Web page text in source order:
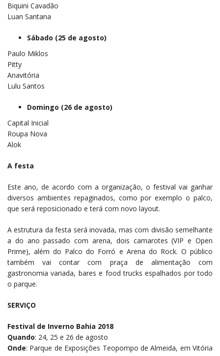
Biquini Cavadão
Luan Santana
Sábado (25 de agosto)
Paulo Miklos
Pitty
Anavitória
Lulu Santos
Domingo (26 de agosto)
Capital Inicial
Roupa Nova
Alok
A festa
Este ano, de acordo com a organização, o festival vai ganhar
diversos ambientes repaginados, como por exemplo o palco,
que será reposicionado e terá com novo layout.
A estrutura da festa será inovada, mas com divisão semelhante
a do ano passado com arena, dois camarotes (VIP e Open
Prime), além do Palco do Forró e Arena do Rock. O público
também vai contar com praça de alimentação com
gastronomia variada, bares e food trucks espalhados por todo
o parque.
SERVIÇO
Festival de Inverno Bahia 2018
Quando: 24, 25 e 26 de agosto
Onde: Parque de Exposições Teopompo de Almeida, em Vitória